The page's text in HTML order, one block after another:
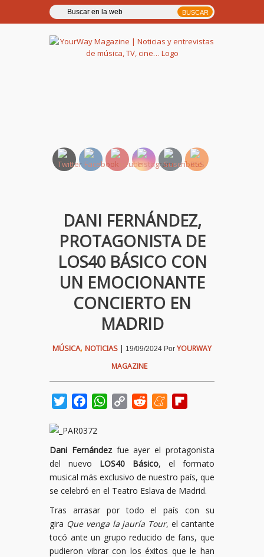
DANI FERNÁNDEZ,
PROTAGONISTA DE
LOS40 BÁSICO CON
UN EMOCIONANTE
CONCIERTO EN
MADRID
MÚSICA, NOTICIAS | 19/09/2024 Por YOURWAY
MAGAZINE
TwitterFacebookWhatsApp
Copy
Reddit Meneame
Dani Fernándezfue ayer el protagonista
del nuevo LOS40 Básico, el formato
musical más exclusivo de nuestro país, que
se celebró en el Teatro Eslava de Madrid.
Tras arrasar por todo el país con su
gira Que venga la jauría Tour, el cantante
tocó ante un grupo reducido de fans, que
pudieron vibrar con los éxitos que le han